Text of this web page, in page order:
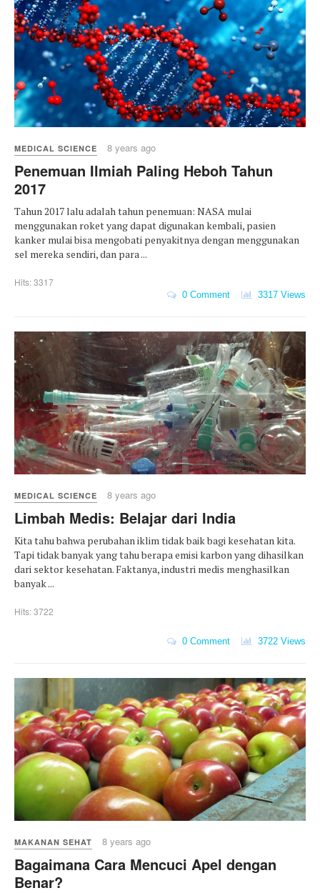
MEDICAL SCIENCE 8 years ago
Penemuan Ilmiah Paling Heboh Tahun
2017
Tahun 2017 lalu adalah tahun penemuan: NASA mulai
menggunakan roket yang dapat digunakan kembali, pasien
kanker mulai bisa mengobati penyakitnya dengan menggunakan
sel mereka sendiri, dan para ...
Hits: 3317
0 Comment 3317 Views
MEDICAL SCIENCE 8 years ago
Limbah Medis: Belajar dari India
Kita tahu bahwa perubahan iklim tidak baik bagi kesehatan kita.
Tapi tidak banyak yang tahu berapa emisi karbon yang dihasilkan
dari sektor kesehatan. Faktanya, industri medis menghasilkan
banyak ...
Hits: 3722
0 Comment 3722 Views
MAKANAN SEHAT 8 years ago
Bagaimana Cara Mencuci Apel dengan
Benar?